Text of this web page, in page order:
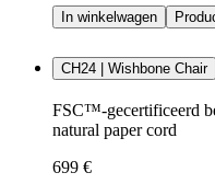
In winkelwagen
CH24 | Wishbone Chair
FSC™-gecertificeerd
natural paper cord
699 €